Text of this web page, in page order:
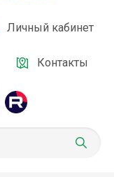
Личный кабинет
Контакты